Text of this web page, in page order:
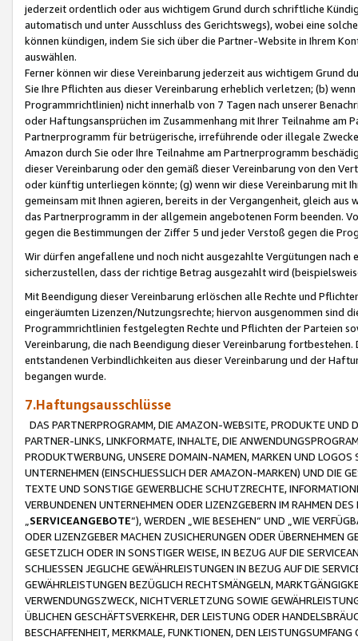
jederzeit ordentlich oder aus wichtigem Grund durch schriftliche
automatisch und unter Ausschluss des Gerichtswegs), wobei eine
können kündigen, indem Sie sich über die Partner-Website in Ihrem
auswählen.
Ferner können wir diese Vereinbarung jederzeit aus wichtigem Grund
Sie Ihre Pflichten aus dieser Vereinbarung erheblich verletzen; (b)
Programmrichtlinien) nicht innerhalb von 7 Tagen nach unserer
oder Haftungsansprüchen im Zusammenhang mit Ihrer Teilnahme am
Partnerprogramm für betrügerische, irreführende oder illegale
Amazon durch Sie oder Ihre Teilnahme am Partnerprogramm
dieser Vereinbarung oder den gemäß dieser Vereinbarung von den
oder künftig unterliegen könnte; (g) wenn wir diese Vereinbarung mit
gemeinsam mit Ihnen agieren, bereits in der Vergangenheit, gleich
das Partnerprogramm in der allgemein angebotenen Form beenden.
gegen die Bestimmungen der Ziffer 5 und jeder Verstoß gegen die
Wir dürfen angefallene und noch nicht ausgezahlte Vergütungen
sicherzustellen, dass der richtige Betrag ausgezahlt wird
Mit Beendigung dieser Vereinbarung erlöschen alle Rechte und
eingeräumten Lizenzen/Nutzungsrechte; hiervon ausgenommen sind
Programmrichtlinien festgelegten Rechte und Pflichten der Parteien
Vereinbarung, die nach Beendigung dieser Vereinbarung
entstandenen Verbindlichkeiten aus dieser Vereinbarung und der
begangen wurde.
7.Haftungsausschlüsse
DAS PARTNERPROGRAMM, DIE AMAZON-WEBSITE, PRODUKTE UND
PARTNER-LINKS, LINKFORMATE, INHALTE, DIE
PRODUKTWERBUNG, UNSERE DOMAIN-NAMEN, MARKEN UND
UNTERNEHMEN (EINSCHLIESSLICH DER AMAZON-MARKEN) UND DIE
TEXTE UND SONSTIGE GEWERBLICHE SCHUTZRECHTE,
VERBUNDENEN UNTERNEHMEN ODER LIZENZGEBERN IM RAHMEN
SERVICEANGEBOTE“), WERDEN „WIE BESEHEN“ UND „WIE
ODER LIZENZGEBER MACHEN ZUSICHERUNGEN ODER ÜBERNEHMEN
GESETZLICH ODER IN SONSTIGER WEISE, IN BEZUG AUF DIE
SCHLIESSEN JEGLICHE GEWÄHRLEISTUNGEN IN BEZUG AUF DIE
GEWÄHRLEISTUNGEN BEZÜGLICH RECHTSMÄNGELN,
VERWENDUNGSZWECK, NICHTVERLETZUNG SOWIE
ÜBLICHEN GESCHÄFTSVERKEHR, DER LEISTUNG ODER
BESCHAFFENHEIT, MERKMALE, FUNKTIONEN, DEN